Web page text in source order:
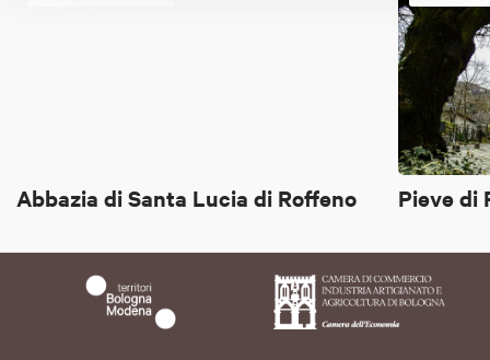
Abbazia di Santa Lucia di Roffeno Pieve di